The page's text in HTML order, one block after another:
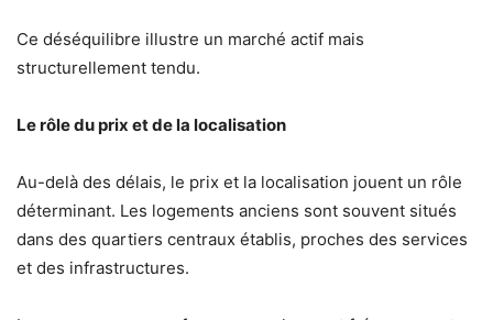
Ce déséquilibre illustre un marché actif mais
structurellement tendu.
Le rôle du prix et de la localisation
Au-delà des délais, le prix et la localisation jouent un rôle
déterminant. Les logements anciens sont souvent situés
dans des quartiers centraux établis, proches des services
et des infrastructures.